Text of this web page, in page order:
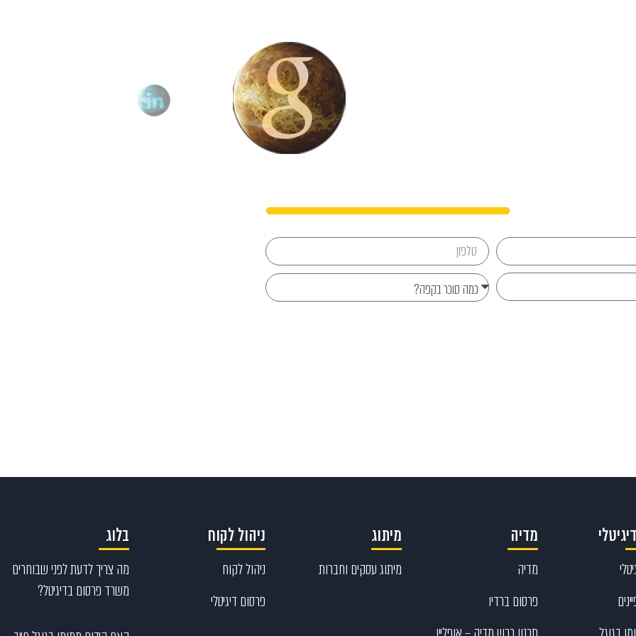
מדיה
מדיה
פרסום ברדיו
מיתוג
מיתוג עסקים וחברות
ניהול לקוח
ניהול לקוח
פרסום דיגיטלי
בלוג
מה צריך לדעת לפני שבוחרים
משרד פרסום בדיגיטל?